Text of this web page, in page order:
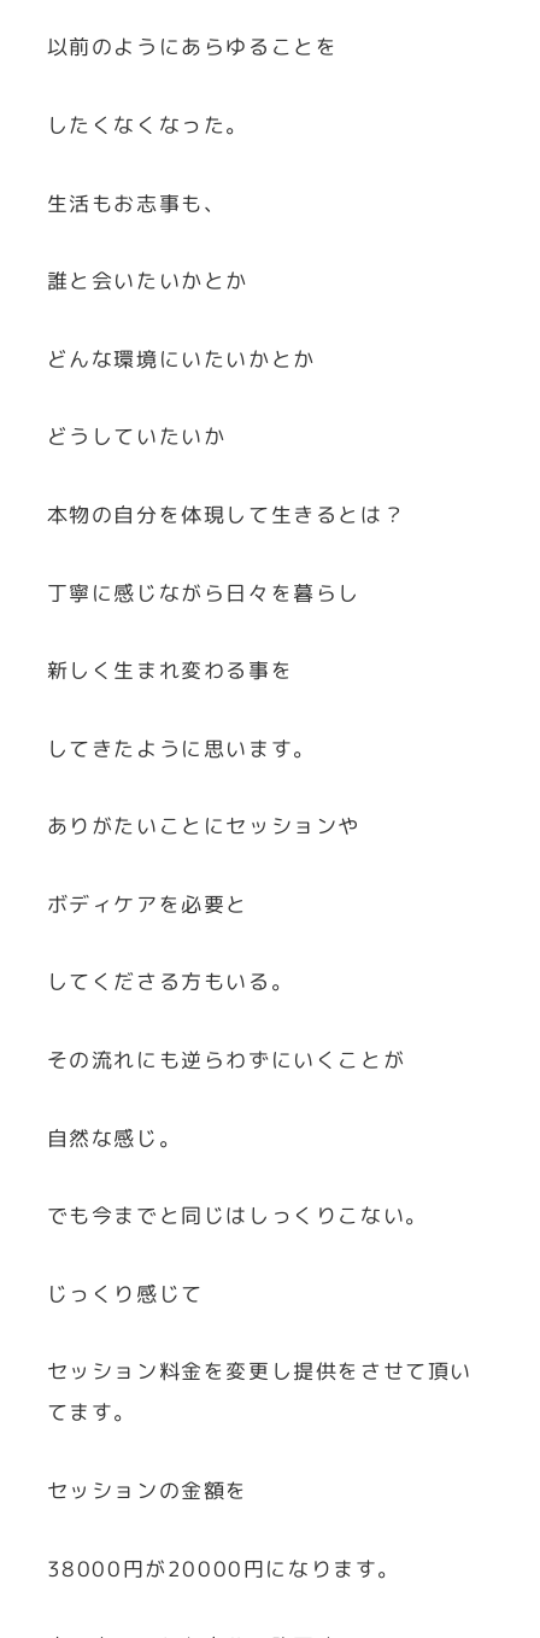
以前のようにあらゆることを
したくなくなった。
生活もお志事も、
誰と会いたいかとか
どんな環境にいたいかとか
どうしていたいか
本物の自分を体現して生きるとは？
丁寧に感じながら日々を暮らし
新しく生まれ変わる事を
してきたように思います。
ありがたいことにセッションや
ボディケアを必要と
してくださる方もいる。
その流れにも逆らわずにいくことが
自然な感じ。
でも今までと同じはしっくりこない。
じっくり感じて
セッション料金を変更し提供をさせて頂い
てます。
セッションの金額を
38000円が20000円になります。